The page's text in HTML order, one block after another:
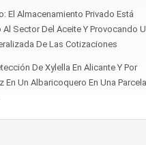
El Almacenamiento Privado Está
Sector Del Aceite Y Provocando
De Las Cotizaciones
De Xylella En Alicante Y Por
En Un Albaricoquero En Una